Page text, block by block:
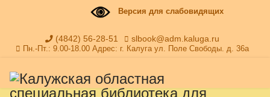
Версия для слабовидящих
(4842) 56-28-51 slbook@adm.kaluga.ru
Пн.-Пт.: 9.00-18.00 Адрес: г. Калуга ул. Поле Свободы. д. 36а